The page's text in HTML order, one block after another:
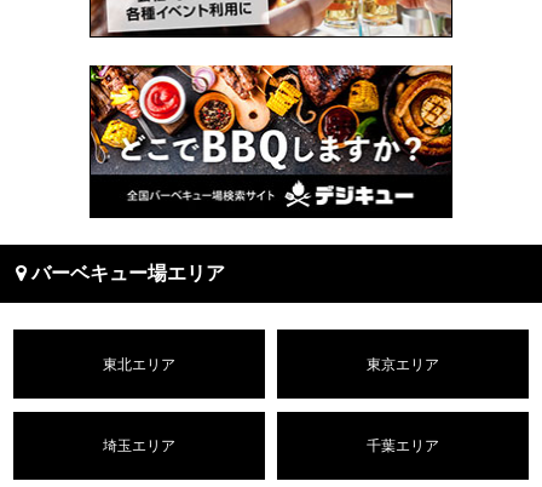
バーベキュー場エリア
東北エリア 東京エリア
埼玉エリア 千葉エリア